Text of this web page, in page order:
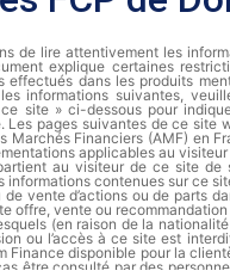
de lire attentivement les
explique certaines
effectués dans les produits
informations suivantes,
ce site » ci-dessous pour
Les pages suivantes de ce site
Marchés Financiers (AMF) en
applicables au
au visiteur de ce site de
informations contenues sur ce
de vente d’actions ou de parts
offre, vente ou
(en raison de la
ou l’accès à ce site est
Finance disponible pour la
être consulté par des